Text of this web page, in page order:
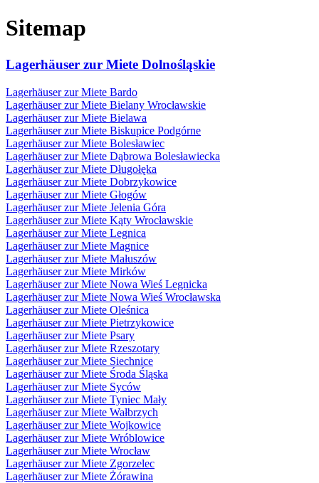
Sitemap
Lagerhäuser zur Miete Dolnośląskie
Lagerhäuser zur Miete Bardo
Lagerhäuser zur Miete Bielany Wrocławskie
Lagerhäuser zur Miete Bielawa
Lagerhäuser zur Miete Biskupice Podgórne
Lagerhäuser zur Miete Bolesławiec
Lagerhäuser zur Miete Dąbrowa Bolesławiecka
Lagerhäuser zur Miete Długołęka
Lagerhäuser zur Miete Dobrzykowice
Lagerhäuser zur Miete Głogów
Lagerhäuser zur Miete Jelenia Góra
Lagerhäuser zur Miete Kąty Wrocławskie
Lagerhäuser zur Miete Legnica
Lagerhäuser zur Miete Magnice
Lagerhäuser zur Miete Małuszów
Lagerhäuser zur Miete Mirków
Lagerhäuser zur Miete Nowa Wieś Legnicka
Lagerhäuser zur Miete Nowa Wieś Wrocławska
Lagerhäuser zur Miete Oleśnica
Lagerhäuser zur Miete Pietrzykowice
Lagerhäuser zur Miete Psary
Lagerhäuser zur Miete Rzeszotary
Lagerhäuser zur Miete Siechnice
Lagerhäuser zur Miete Środa Śląska
Lagerhäuser zur Miete Syców
Lagerhäuser zur Miete Tyniec Mały
Lagerhäuser zur Miete Wałbrzych
Lagerhäuser zur Miete Wojkowice
Lagerhäuser zur Miete Wróblowice
Lagerhäuser zur Miete Wrocław
Lagerhäuser zur Miete Zgorzelec
Lagerhäuser zur Miete Żórawina